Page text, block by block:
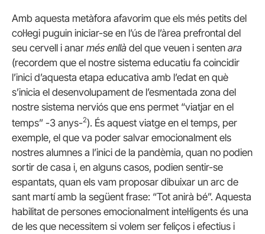
Amb aquesta metàfora afavorim que els més petits del
col·legi puguin iniciar-se en l’ús de l’àrea prefrontal del
seu cervell i anar més enllà del que veuen i senten ara
(recordem que el nostre sistema educatiu fa coincidir
l’inici d’aquesta etapa educativa amb l’edat en què
s’inicia el desenvolupament de l’esmentada zona del
nostre sistema nerviós que ens permet “viatjar en el
temps” -3 anys-2). És aquest viatge en el temps, per
exemple, el que va poder salvar emocionalment els
nostres alumnes a l’inici de la pandèmia, quan no podien
sortir de casa i, en alguns casos, podien sentir-se
espantats, quan els vam proposar dibuixar un arc de
sant martí amb la següent frase: “Tot anirà bé”. Aquesta
habilitat de persones emocionalment intel·ligents és una
de les que necessitem si volem ser feliços i efectius i